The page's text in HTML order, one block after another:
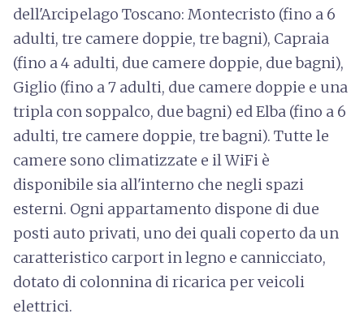
dell'Arcipelago Toscano: Montecristo (fino a 6
adulti, tre camere doppie, tre bagni), Capraia
(fino a 4 adulti, due camere doppie, due bagni),
Giglio (fino a 7 adulti, due camere doppie e una
tripla con soppalco, due bagni) ed Elba (fino a 6
adulti, tre camere doppie, tre bagni). Tutte le
camere sono climatizzate e il WiFi è
disponibile sia all'interno che negli spazi
esterni. Ogni appartamento dispone di due
posti auto privati, uno dei quali coperto da un
caratteristico carport in legno e cannicciato,
dotato di colonnina di ricarica per veicoli
elettrici.